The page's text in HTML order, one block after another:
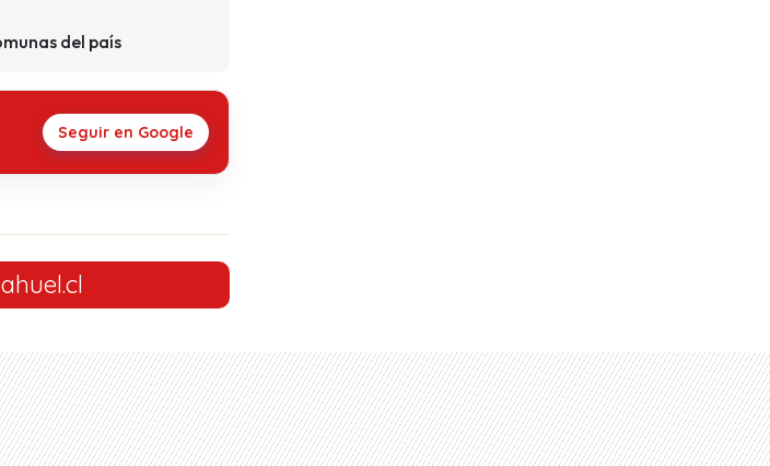
del país
Seguir en Google